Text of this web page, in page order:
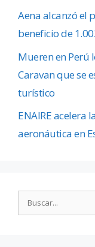
Aena alcanzó el
beneficio de
Mueren en Perú
Caravan que se
turístico
ENAIRE acelera
aeronáutica en